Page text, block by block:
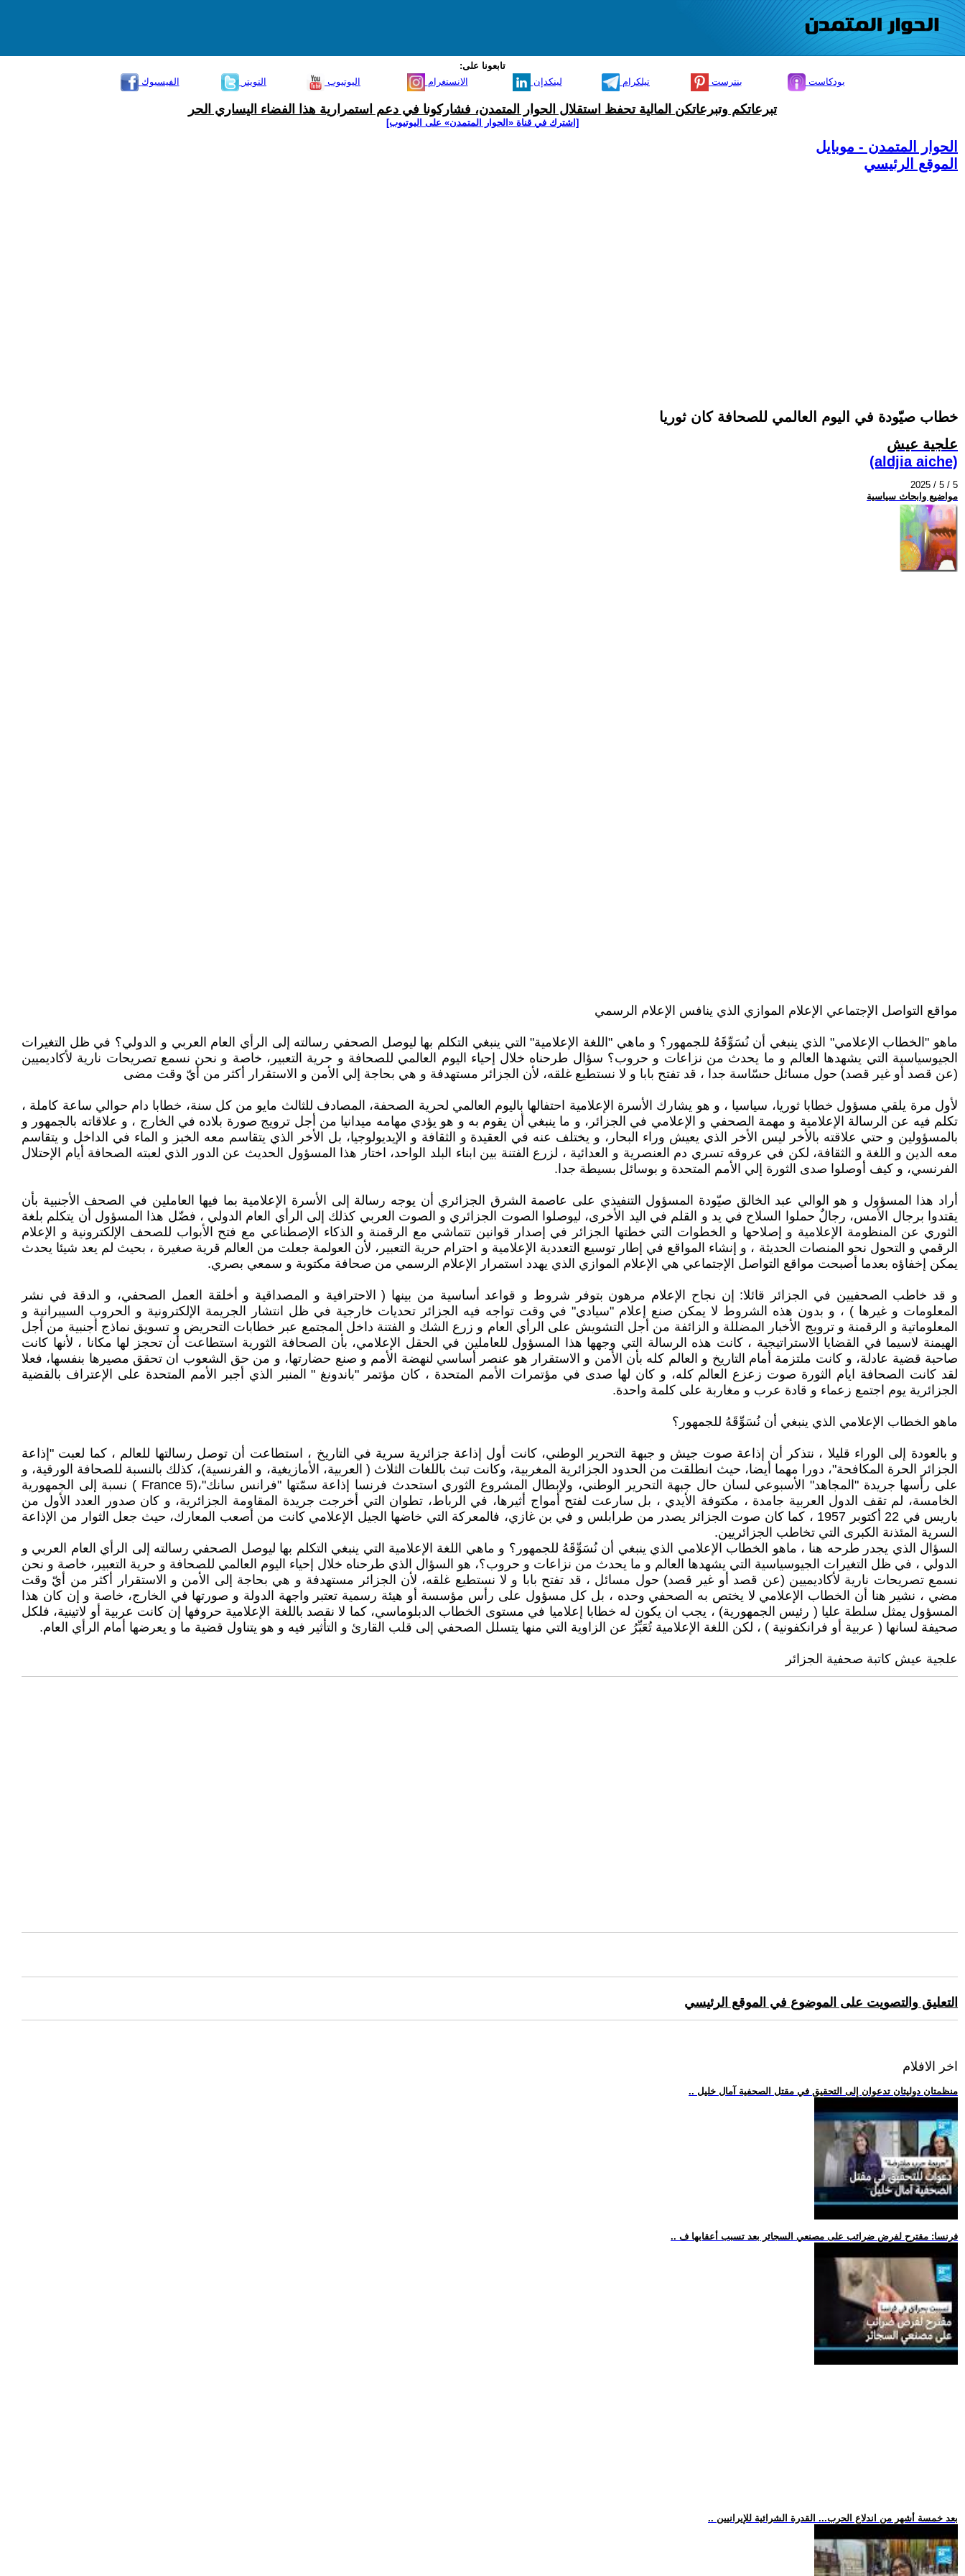
تابعونا على:
الفيسبوك
التويتر اليوتيوب الانستغرام لينكدإن تيلكرام بنترست بودكاست
تبرعاتكم وتبرعاتكن المالية تحفظ استقلال الحوار المتمدن، فشاركونا في دعم استمرارية هذا الفضاء اليساري الحر
[اشترك في قناة ‫«الحوار المتمدن» على اليوتيوب]
الحوار المتمدن - موبايل
الموقع الرئيسي
خطاب صيّودة في اليوم العالمي للصحافة كان ثوريا
علجية عيش
(aldjia aiche)
2025 / 5 / 5
مواضيع وابحاث سياسية
مواقع التواصل الإجتماعي الإعلام الموازي الذي ينافس الإعلام الرسمي
ماهو "الخطاب الإعلامي" الذي ينبغي أن نُسَوِّقَهُ للجمهور؟ و ماهي "اللغة الإعلامية" التي ينبغي التكلم بها ليوصل الصحفي رسالته إلى الرأي العام العربي و الدولي؟ في ظل التغيرات
الجيوسياسية التي يشهدها العالم و ما يحدث من نزاعات و حروب؟ سؤال طرحناه خلال إحياء اليوم العالمي للصحافة و حرية التعبير، خاصة و نحن نسمع تصريحات نارية لأكاديميين
(عن قصد أو غير قصد) حول مسائل حسّاسة جدا ، قد تفتح بابا و لا نستطيع غلقه، لأن الجزائر مستهدفة و هي بحاجة إلي الأمن و الاستقرار أكثر من أيّ وقت مضى
لأول مرة يلقي مسؤول خطابا ثوريا، سياسيا ، و هو يشارك الأسرة الإعلامية احتفالها باليوم العالمي لحرية الصحفة، المصادف للثالث مايو من كل سنة، خطابا دام حوالي ساعة كاملة ،
تكلم فيه عن الرسالة الإعلامية و مهمة الصحفي و الإعلامي في الجزائر، و ما ينبغي أن يقوم به و هو يؤدي مهامه ميدانيا من أجل ترويج صورة بلاده في الخارج ، و علاقاته بالجمهور و
بالمسؤولين و حتي علاقته بالأخر ليس الأخر الذي يعيش وراء البحار، و يختلف عنه في العقيدة و الثقافة و الإيديولوجيا، بل الأخر الذي يتقاسم معه الخبز و الماء في الداخل و يتقاسم
معه الدين و اللغة و الثقافة، لكن في عروقه تسري دم العنصرية و العدائية ، لزرع الفتنة بين ابناء البلد الواحد، اختار هذا المسؤول الحديث عن الدور الذي لعبته الصحافة أيام الإحتلال
الفرنسي، و كيف أوصلوا صدى الثورة إلي الأمم المتحدة و بوسائل بسيطة جدا.
أراد هذا المسؤول و هو الوالي عبد الخالق صيّودة المسؤول التنفيذي على عاصمة الشرق الجزائري أن يوجه رسالة إلى الأسرة الإعلامية بما فيها العاملين في الصحف الأجنبية بأن
يقتدوا برجال الأمس، رجالٌ حملوا السلاح في يد و القلم في اليد الأخرى، ليوصلوا الصوت الجزائري و الصوت العربي كذلك إلى الرأي العام الدولي ، فضّل هذا المسؤول أن يتكلم بلغة
الثوري عن المنظومة الإعلامية و إصلاحها و الخطوات التي خطتها الجزائر في إصدار قوانين تتماشي مع الرقمنة و الذكاء الإصطناعي مع فتح الأبواب للصحف الإلكترونية و الإعلام
الرقمي و التحول نحو المنصات الحديثة ، و إنشاء المواقع في إطار توسيع التعددية الإعلامية و احترام حرية التعبير، لأن العولمة جعلت من العالم قرية صغيرة ، بحيث لم يعد شيئا يحدث
يمكن إخفاؤه بعدما أصبحت مواقع التواصل الإجتماعي هي الإعلام الموازي الذي يهدد استمرار الإعلام الرسمي من صحافة مكتوبة و سمعي بصري.
و قد خاطب الصحفيين في الجزائر قائلا: إن نجاح الإعلام مرهون بتوفر شروط و قواعد أساسية من بينها ( الاحترافية و المصداقية و أخلقة العمل الصحفي، و الدقة في نشر
المعلومات و غيرها ) ، و بدون هذه الشروط لا يمكن صنع إعلام "سيادي" في وقت تواجه فيه الجزائر تحديات خارجية في ظل انتشار الجريمة الإلكترونية و الحروب السيبرانية و
المعلوماتية و الرقمنة و ترويج الأخبار المضللة و الزائفة من أجل التشويش على الرأي العام و زرع الشك و الفتنة داخل المجتمع عبر خطابات التحريض و تسويق نماذج أجنبية من أجل
الهيمنة لاسيما في القضايا الاستراتيجية ، كانت هذه الرسالة التي وجهها هذا المسؤول للعاملين في الحقل الإعلامي، بأن الصحافة الثورية استطاعت أن تحجز لها مكانا ، لأنها كانت
صاحبة قضية عادلة، و كانت ملتزمة أمام التاريخ و العالم كله بأن الأمن و الاستقرار هو عنصر أساسي لنهضة الأمم و صنع حضارتها، و من حق الشعوب ان تحقق مصيرها بنفسها، فعلا
لقد كانت الصحافة ايام الثورة صوت زعزع العالم كله، و كان لها صدى في مؤتمرات الأمم المتحدة ، كان مؤتمر "باندونغ " المنبر الذي أجبر الأمم المتحدة على الإعتراف بالقضية
الجزائرية يوم اجتمع زعماء و قادة عرب و مغاربة على كلمة واحدة.
ماهو الخطاب الإعلامي الذي ينبغي أن نُسَوِّقَهُ للجمهور؟
و بالعودة إلى الوراء قليلا ، نتذكر أن إذاعة صوت جيش و جبهة التحرير الوطني، كانت أول إذاعة جزائرية سرية في التاريخ ، استطاعت أن توصل رسالتها للعالم ، كما لعبت "إذاعة
الجزائر الحرة المكافحة"، دورا مهما أيضا، حيث انطلقت من الحدود الجزائرية المغربية، وكانت تبث باللغات الثلاث ( العربية، الأمازيغية، و الفرنسية)، كذلك بالنسبة للصحافة الورقية، و
على رأسها جريدة "المجاهد" الأسبوعي لسان حال جبهة التحرير الوطني، ولإبطال المشروع الثوري استحدث فرنسا إذاعة سمّتها "فرانس سانك"،(France 5 ) نسبة إلى الجمهورية
الخامسة، لم تقف الدول العربية جامدة ، مكتوفة الأيدي ، بل سارعت لفتح أمواج أثيرها، في الرباط، تطوان التي أخرجت جريدة المقاومة الجزائرية، و كان صدور العدد الأول من
باريس في 22 أكتوبر 1957 ، كما كان صوت الجزائر يصدر من طرابلس و في بن غازي، فالمعركة التي خاضها الجيل الإعلامي كانت من أصعب المعارك، حيث جعل الثوار من الإذاعة
السرية المئذنة الكبرى التي تخاطب الجزائريين.
السؤال الذي يجدر طرحه هنا ، ماهو الخطاب الإعلامي الذي ينبغي أن نُسَوِّقَهُ للجمهور؟ و ماهي اللغة الإعلامية التي ينبغي التكلم بها ليوصل الصحفي رسالته إلى الرأي العام العربي و
الدولي ، في ظل التغيرات الجيوسياسية التي يشهدها العالم و ما يحدث من نزاعات و حروب؟، هو السؤال الذي طرحناه خلال إحياء اليوم العالمي للصحافة و حرية التعبير، خاصة و نحن
نسمع تصريحات نارية لأكاديميين (عن قصد أو غير قصد) حول مسائل ، قد تفتح بابا و لا نستطيع غلقه، لأن الجزائر مستهدفة و هي بحاجة إلى الأمن و الاستقرار أكثر من أيّ وقت
مضي ، نشير هنا أن الخطاب الإعلامي لا يختص به الصحفي وحده ، بل كل مسؤول على رأس مؤسسة أو هيئة رسمية تعتبر واجهة الدولة و صورتها في الخارج، خاصة و إن كان هذا
المسؤول يمثل سلطة عليا ( رئيس الجمهورية) ، يجب ان يكون له خطابا إعلاميا في مستوى الخطاب الدبلوماسي، كما لا نقصد باللغة الإعلامية حروفها إن كانت عربية أو لاتينية، فلكل
صحيفة لسانها ( عربية أو فرانكفونية ) ، لكن اللغة الإعلامية تُعَبِّرُ عن الزاوية التي منها يتسلل الصحفي إلى قلب القارئ و التأثير فيه و هو يتناول قضية ما و يعرضها أمام الرأي العام.
علجية عيش كاتبة صحفية الجزائر
التعليق والتصويت على الموضوع في الموقع الرئيسي
اخر الافلام
.. منظمتان دوليتان تدعوان إلى التحقيق في مقتل الصحفية آمال خليل
.. فرنسا: مقترح لفرض ضرائب على مصنعي السجائر بعد تسبب أعقابها ف
.. بعد خمسة أشهر من اندلاع الحرب... القدرة الشرائية للإيرانيين